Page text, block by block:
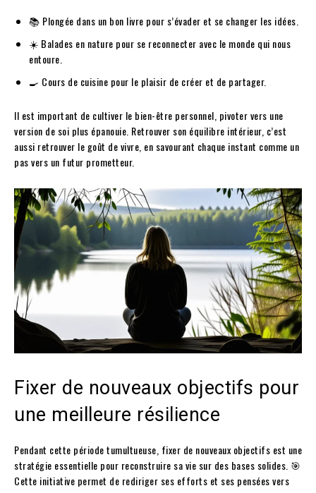
📚 Plongée dans un bon livre pour s’évader et se changer les idées.
☀️ Balades en nature pour se reconnecter avec le monde qui nous
entoure.
🍳 Cours de cuisine pour le plaisir de créer et de partager.
Il est important de cultiver le bien-être personnel, pivoter vers une
version de soi plus épanouie. Retrouver son équilibre intérieur, c’est
aussi retrouver le goût de vivre, en savourant chaque instant comme un
pas vers un futur prometteur.
Fixer de nouveaux objectifs pour
une meilleure résilience
Pendant cette période tumultueuse, fixer de nouveaux objectifs est une
stratégie essentielle pour reconstruire sa vie sur des bases solides. 🎯
Cette initiative permet de rediriger ses efforts et ses pensées vers